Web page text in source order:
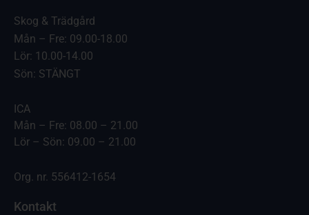
Skog & Trädgård
Mån – Fre: 09.00-18.00
Lör: 10.00-14.00
Sön: STÄNGT
ICA
Mån – Fre: 08.00 – 21.00
Lör – Sön: 09.00 – 21.00
Org. nr. 556412-1654
Kontakt